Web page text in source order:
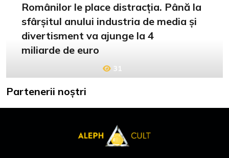
Românilor le place distracția. Până la
sfârșitul anului industria de media și
divertisment va ajunge la 4
miliarde de euro
31
Partenerii noștri